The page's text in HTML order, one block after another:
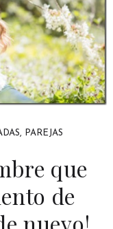
, PAREJAS
que
de
nuevo!